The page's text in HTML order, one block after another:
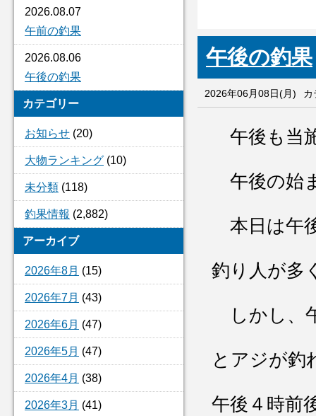
2026.08.07
午前の釣果
2026.08.06
午後の釣果
カテゴリー
お知らせ (20)
大物ランキング (10)
未分類 (118)
釣果情報 (2,882)
アーカイブ
2026年8月 (15)
2026年7月 (43)
2026年6月 (47)
2026年5月 (47)
2026年4月 (38)
2026年3月 (41)
午後の釣果
2026年06月08日(月) カ
午後も当
午後の始
本日は午
釣り人が多
しかし、
とアジが釣
午後４時前